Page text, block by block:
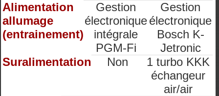
Alimentation
allumage
(entrainement)
Gestion
électronique
intégrale
PGM-Fi
Gestion
électronique
Bosch K-
Jetronic
Suralimentation
Non
1 turbo KKK
échangeur
air/air